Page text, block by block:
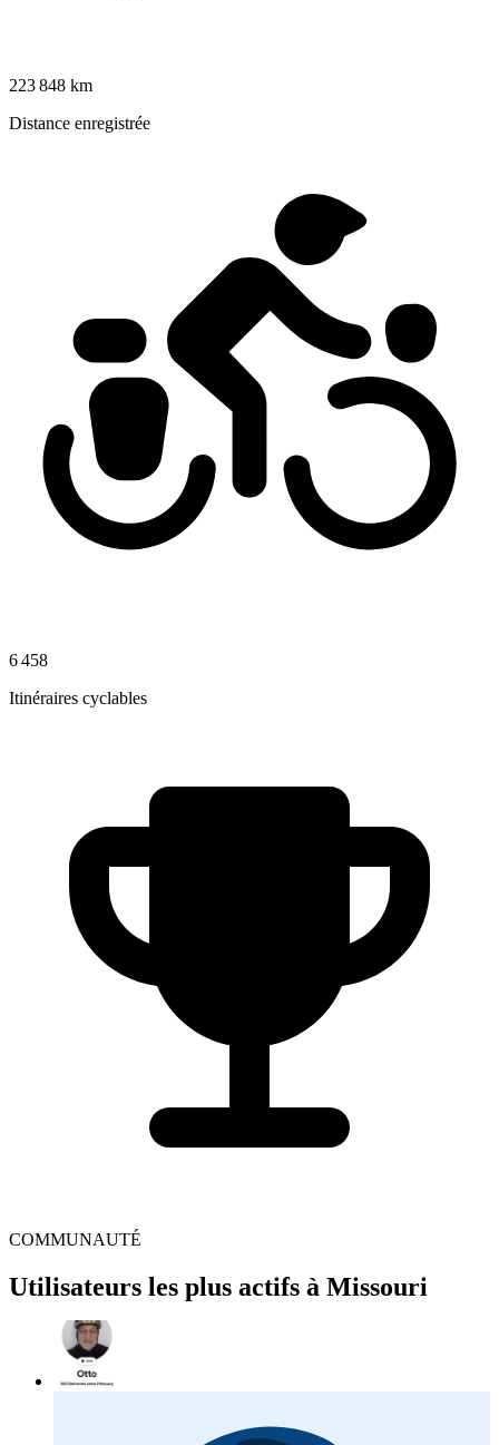
223 848 km
Distance enregistrée
6 458
Itinéraires cyclables
COMMUNAUTÉ
Utilisateurs les plus actifs à Missouri